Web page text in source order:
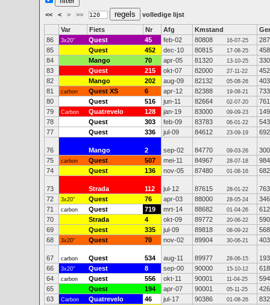
<< < > >> volledige lijst
Var Fiets Nr Afg Kmstand
86
3x20" Quest 45 feb-02 80808 16-07-25
287
85
Quest 452 dec-10 80815 17-08-25
458
84
Mango 70 apr-05 81320 13-10-25
330
83
Quest 215 okt-07 82000 27-11-22
452
82
Mango 202 aug-09 82132 05-08-26
403
81
carbon Quest XS 6 apr-12 82388 19-08-21
733
80
Quest 516 jun-11 82664 02-07-20
761
79
Carbon Quatrevelo 128 jan-19 83000 09-09-23
78
Quest 303 feb-09 83783 06-01-22
543
77
Quest 336 jul-09 84612 23-09-19 692
76 Mango 2 sep-02 84770 09-03-26
300
75
carbon Quest 507 mei-11 84967 28-07-18
984
74
Quest 136 nov-05 87480 01-08-16 682
73 Strada 112 jul-12 87615 28-01-22
763
72
3x20" Quest 76 apr-03 88000 28-05-24
346
71
carbon Quest 719 mrt-14 88682 01-04-26
612
70
Strada 4 okt-09 89772 20-06-22
590
69
Quest 335 jul-09 89818 08-09-22
568
68
3x20" Quest 70 nov-02 89904 30-06-21 403
67 carbon Quest 534 aug-11 89977 28-06-15
66
3x20" Quest 8 sep-00 90000 15-10-12
618
64
carbon Quest 556 okt-11 90001 11-04-25
594
65
Quest 194 apr-07 90001 05-11-25
426
63
Carbon Quatrevelo 46 jul-17 90386 01-08-26
832